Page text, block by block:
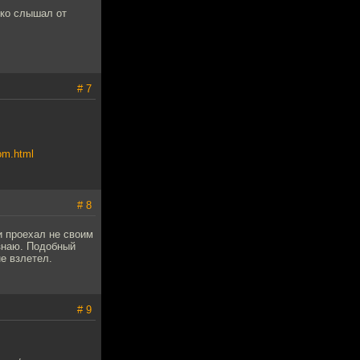
слышал от
# 7
# 8
проехал не своим
Подобный
взлетел.
# 9